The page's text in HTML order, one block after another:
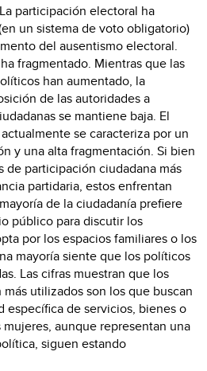
La participación electoral ha
un sistema de voto obligatorio)
del ausentismo electoral.
fragmentado. Mientras que las
han aumentado, la
de las autoridades a
se mantiene baja. El
se caracteriza por un
y una alta fragmentación. Si bien
de participación ciudadana más
partidaria, estos enfrentan
de la ciudadanía prefiere
público para discutir los
por los espacios familiares o los
mayoría siente que los políticos
Las cifras muestran que los
utilizados son los que buscan
específica de servicios, bienes o
aunque representan una
siguen estando